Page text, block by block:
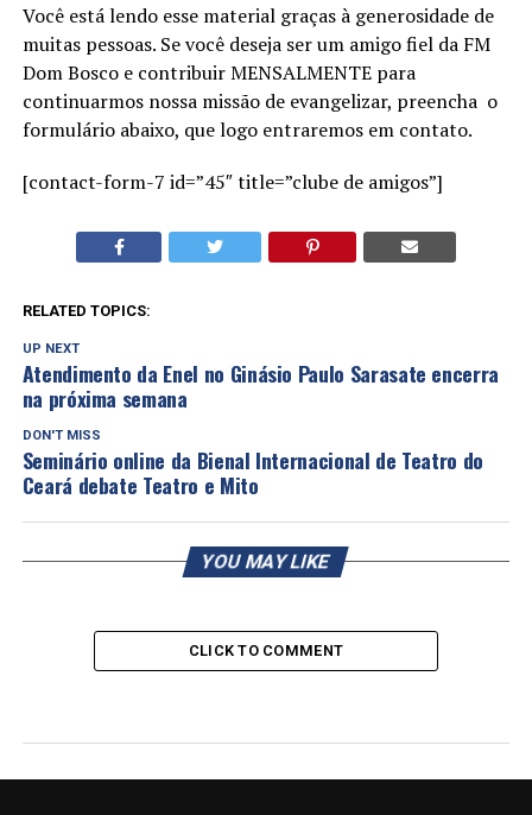
Você está lendo esse material graças à generosidade de
muitas pessoas. Se você deseja ser um amigo fiel da FM
Dom Bosco e contribuir MENSALMENTE para
continuarmos nossa missão de evangelizar, preencha o
formulário abaixo, que logo entraremos em contato.
[contact-form-7 id=”45″ title=”clube de amigos”]
RELATED TOPICS:
UP NEXT
Atendimento da Enel no Ginásio Paulo Sarasate encerra
na próxima semana
DON'T MISS
Seminário online da Bienal Internacional de Teatro do
Ceará debate Teatro e Mito
YOU MAY LIKE
CLICK TO COMMENT